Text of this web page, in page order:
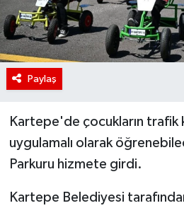
Paylaş
Kartepe'de çocukların trafik
uygulamalı olarak
Parkuru hizmete girdi.
Kartepe Belediyesi